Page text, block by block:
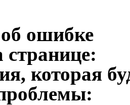
ошибке
которая